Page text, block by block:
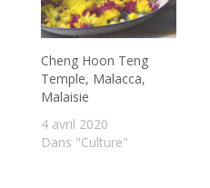
Cheng Hoon Teng
Temple, Malacca,
Malaisie
4 avril 2020
Dans "Culture"